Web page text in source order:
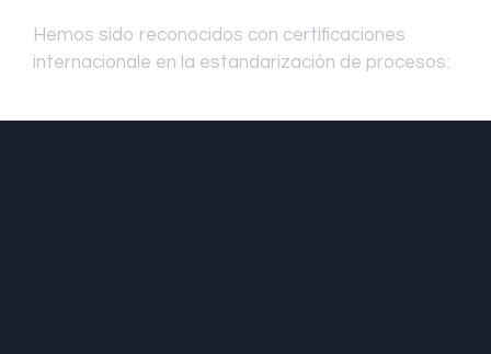
Hemos sido reconocidos con certificaciones
internacionale en la estandarización de procesos: